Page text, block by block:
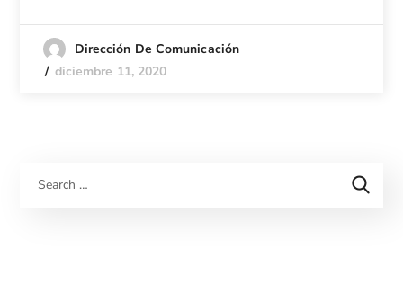
Dirección De Comunicación
diciembre 11, 2020